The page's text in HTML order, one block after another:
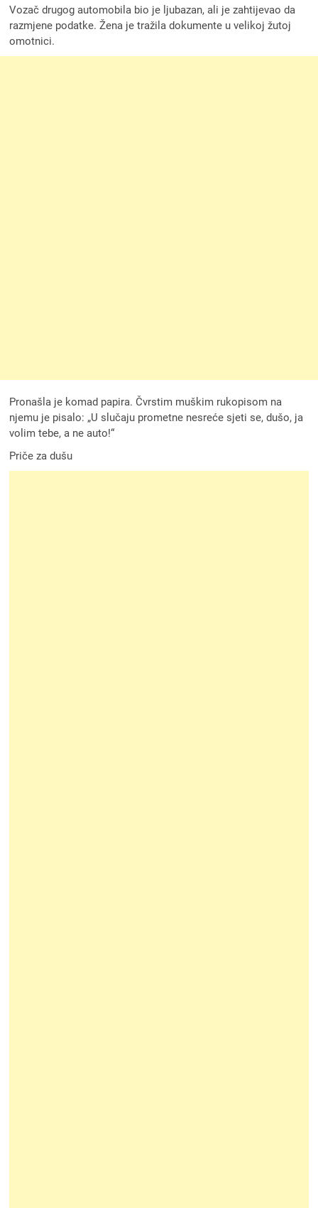
Vozač drugog automobila bio je ljubazan, ali je zahtijevao da
razmjene podatke. Žena je tražila dokumente u velikoj žutoj
omotnici.
Pronašla je komad papira. Čvrstim muškim rukopisom na
njemu je pisalo: „U slučaju prometne nesreće sjeti se, dušo, ja
volim tebe, a ne auto!“
Priče za dušu